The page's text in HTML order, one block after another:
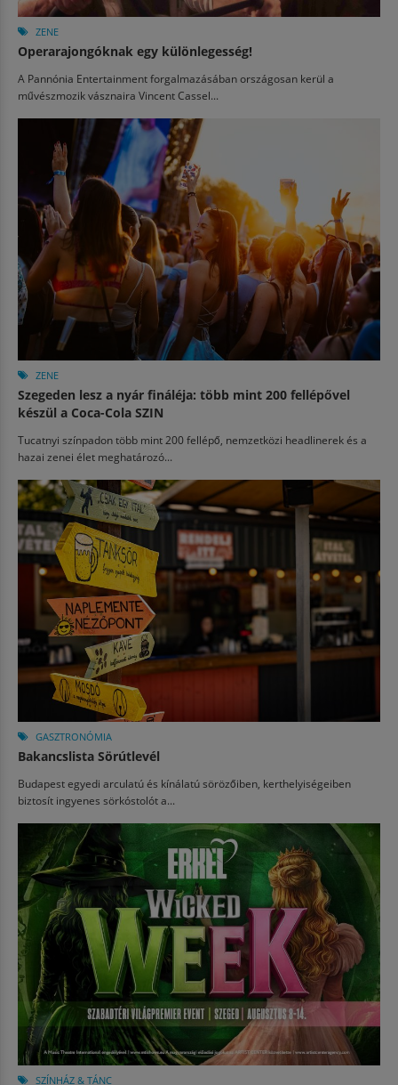
ZENE
Operarajongóknak egy különlegesség!
A Pannónia Entertainment forgalmazásában országosan kerül a
művészmozik vásznaira Vincent Cassel...
ZENE
Szegeden lesz a nyár fináléja: több mint 200 fellépővel
készül a Coca-Cola SZIN
Tucatnyi színpadon több mint 200 fellépő, nemzetközi headlinerek és a
hazai zenei élet meghatározó...
GASZTRONÓMIA
Bakancslista Sörútlevél
Budapest egyedi arculatú és kínálatú sörözőiben, kerthelyiségeiben
biztosít ingyenes sörkóstolót a...
SZÍNHÁZ & TÁNC